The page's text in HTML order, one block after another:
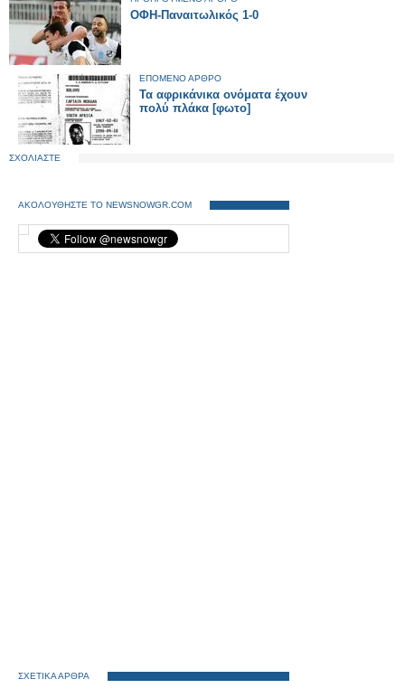
ΟΦΗ-Παναιτωλικός 1-0
ΕΠΟΜΕΝΟ ΑΡΘΡΟ
Τα αφρικάνικα ονόματα έχουν
πολύ πλάκα [φωτο]
ΣΧΟΛΙΑΣΤΕ
ΑΚΟΛΟΥΘΗΣΤΕ ΤΟ NEWSNOWGR.COM
ΣΧΕΤΙΚΑ ΑΡΘΡΑ